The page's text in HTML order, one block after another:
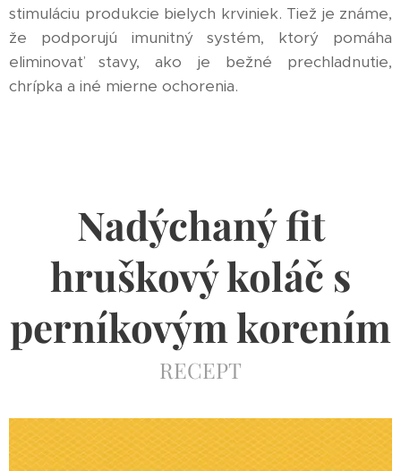
stimuláciu produkcie bielych krviniek. Tiež je známe,
že podporujú imunitný systém, ktorý pomáha
eliminovať stavy, ako je bežné prechladnutie,
chrípka a iné mierne ochorenia.
Nadýchaný fit
hruškový koláč s
perníkovým korením
RECEPT